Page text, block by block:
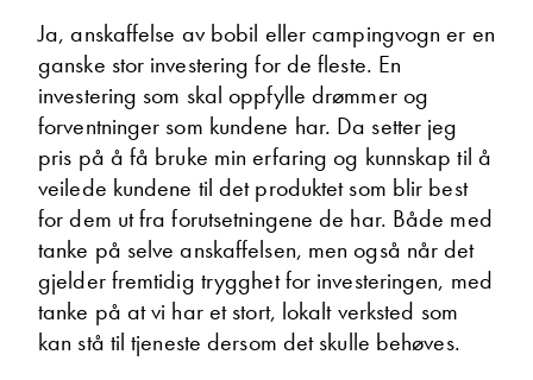
Denne siden er beskyttet av reCAPTCHA og Google
PersonvernerklæringogVilkår for bruker gjeldende.
Ta kontakt
Ja, anskaffelse av bobil eller campingvogn er en
ganske stor investering for de fleste. En
investering som skal oppfylle drømmer og
forventninger som kundene har. Da setter jeg
pris på å få bruke min erfaring og kunnskap til å
veilede kundene til det produktet som blir best
for dem ut fra forutsetningene de har. Både med
tanke på selve anskaffelsen, men også når det
gjelder fremtidig trygghet for investeringen, med
tanke på at vi har et stort, lokalt verksted som
kan stå til tjeneste dersom det skulle behøves.